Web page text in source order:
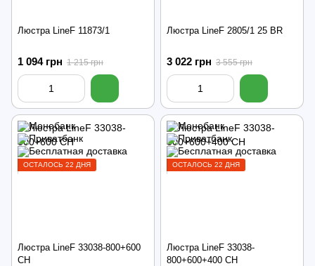
Люстра LineF 11873/1
1 094 грн 1 215 грн
Люстра LineF 2805/1 25 BR
3 022 грн 3 555 грн
ОСТАЛОСЬ 22 ДНЯ
Люстра LineF 33038-800+600
CH
ОСТАЛОСЬ 22 ДНЯ
Люстра LineF 33038-
800+600+400 CH